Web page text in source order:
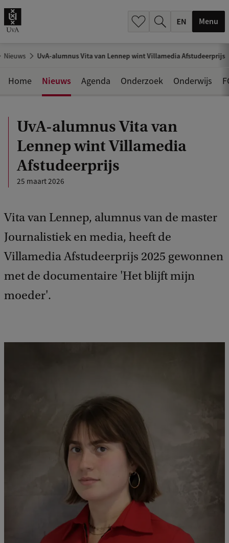
Menu
Nieuws UvA-alumnus Vita van Lennep wint Villamedia Afstudeerprijs
UvA-alumnus Vita van
Lennep wint Villamedia
Afstudeerprijs
25 maart 2026
Vita van Lennep, alumnus van de master
Journalistiek en media, heeft de
Villamedia Afstudeerprijs 2025 gewonnen
met de documentaire 'Het blijft mijn
moeder'.
Home Nieuws Agenda Onderzoek Onderwijs